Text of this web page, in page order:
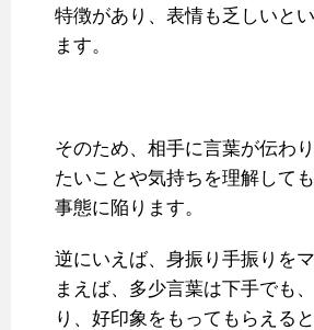
特徴があり、表情も乏しいと
ます。
そのため、相手に言葉が伝わ
たいことや気持ちを理解して
事態に陥ります。
逆にいえば、身振り手振りを
まえば、多少言葉は下手でも
り、好印象をもってもらえる